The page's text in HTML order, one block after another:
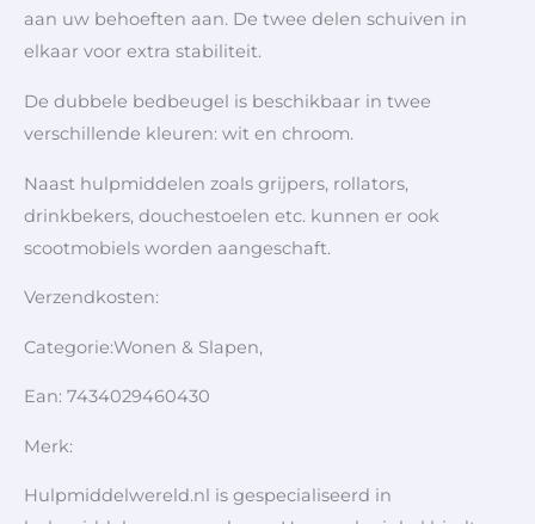
aan uw behoeften aan. De twee delen schuiven in
elkaar voor extra stabiliteit.
De dubbele bedbeugel is beschikbaar in twee
verschillende kleuren: wit en chroom.
Naast hulpmiddelen zoals grijpers, rollators,
drinkbekers, douchestoelen etc. kunnen er ook
scootmobiels worden aangeschaft.
Verzendkosten:
Categorie:Wonen & Slapen,
Ean: 7434029460430
Merk:
Hulpmiddelwereld.nl is gespecialiseerd in